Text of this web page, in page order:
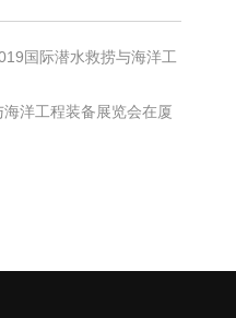
国际潜水救捞与海洋工
洋工程装备展览会在厦